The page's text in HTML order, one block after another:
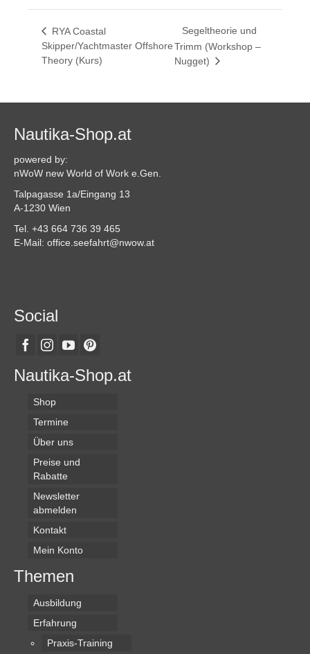
RYA Coastal
Skipper/Yachtmaster Offshore
Theory (Kurs)
Segeltheorie und
Trimm (Workshop –
Nugget)
Nautika-Shop.at
powered by:
nWoW new World of Work e.Gen.
Talpagasse 1a/Eingang 13
A-1230 Wien
Tel. +43 664 736 39 465
E-Mail: office.seefahrt@nwow.at
Social
Nautika-Shop.at
Shop
Termine
Über uns
Preise und
Rabatte
Newsletter
abmelden
Kontakt
Mein Konto
Themen
Ausbildung
Erfahrung
Praxis-Training